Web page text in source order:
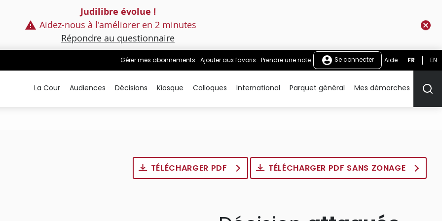
Judilibre évolue !
Aidez-nous à l'améliorer en 2 minutes
Répondre au questionnaire
Gérer mes abonnements Ajouter aux favoris Prendre une note Se connecter Aide FR EN
La Cour Audiences Décisions Kiosque Colloques International Parquet général Mes démarches
TÉLÉCHARGER PDF TÉLÉCHARGER PDF SANS ZONAGE